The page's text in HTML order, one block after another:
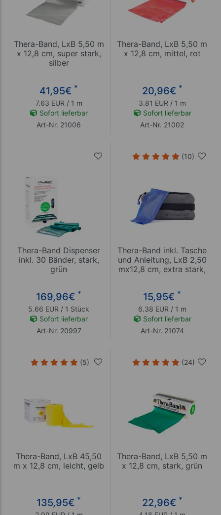
Thera-Band, LxB 5,50 m
x 12,8 cm, super stark,
silber
41,95€ *
7.63 EUR / 1 m
Sofort lieferbar
Art-Nr. 21006
Thera-Band, LxB 5,50 m
x 12,8 cm, mittel, rot
20,96€ *
3.81 EUR / 1 m
Sofort lieferbar
Art-Nr. 21002
Thera-Band Dispenser
inkl. 30 Bänder, stark,
grün
169,96€ *
5.66 EUR / 1 Stück
Sofort lieferbar
Art-Nr. 20997
(10)
Thera-Band inkl. Tasche
und Anleitung, LxB 2,50
mx12,8 cm, extra stark,
15,95€ *
6.38 EUR / 1 m
Sofort lieferbar
Art-Nr. 21074
(5)
Thera-Band, LxB 45,50
m x 12,8 cm, leicht, gelb
135,95€ *
(24)
Thera-Band, LxB 5,50 m
x 12,8 cm, stark, grün
22,96€ *